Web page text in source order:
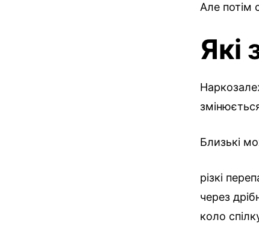
Але потім
Які
Близькі
різкі
через
коло